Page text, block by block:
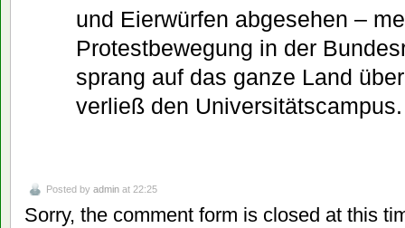
und Eierwürfen abgesehen –
Protestbewegung in der
sprang auf das ganze Land
verließ den Universitätscampus.
Posted by admin at 22:25
Sorry, the comment form is closed at this